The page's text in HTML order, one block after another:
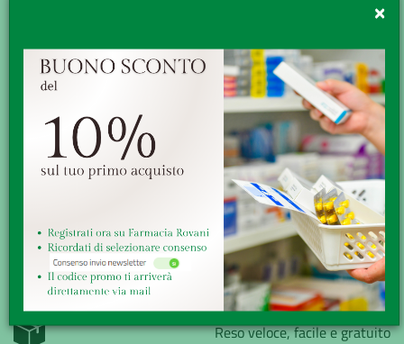
ricerca sulla nutrizione endocellulare, detta anche
nutripuntura. La nutripuntura è una disciplina medica che
studia le relazioni tra oligoelementi...
Minsan:
900374897
Marchio: LABORATORIO DINE Srl
Disponibilità:Buona
GRATUITA sopra i 49,90€
Ritiro presso la farmacia
Reso veloce, facile e gratuito
×